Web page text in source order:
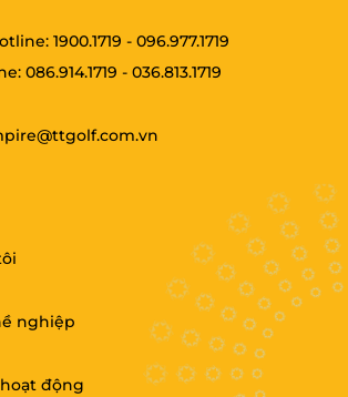
1900.1719 - 096.977.1719
086.914.1719 - 036.813.1719
nghiệp
động